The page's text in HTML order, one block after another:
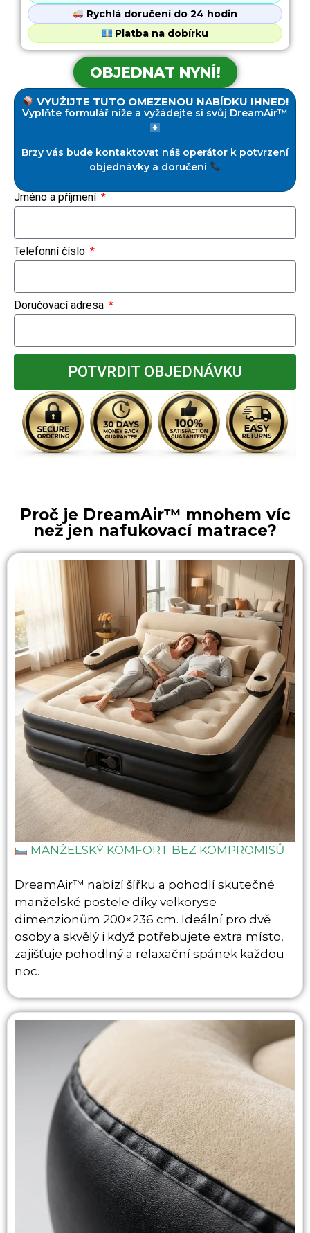
Rychlá doručení do 24 hodin
Platba na dobírku
OBJEDNAT NYNÍ!
VYUŽIJTE TUTO OMEZENOU NABÍDKU IHNED!
Vyplňte formulář níže a vyžádejte si svůj DreamAir™
Brzy vás bude kontaktovat náš operátor k potvrzení
objednávky a doručení
Jméno a příjmení
Telefonní číslo
Doručovací adresa
POTVRDIT OBJEDNÁVKU
Proč je DreamAir™ mnohem víc
než jen nafukovací matrace?
MANŽELSKÝ KOMFORT BEZ KOMPROMISŮ
DreamAir™ nabízí šířku a pohodlí skutečné
manželské postele díky velkoryse
dimenzionům 200×236 cm. Ideální pro dvě
osoby a skvělý i když potřebujete extra místo,
zajišťuje pohodlný a relaxační spánek každou
noc.